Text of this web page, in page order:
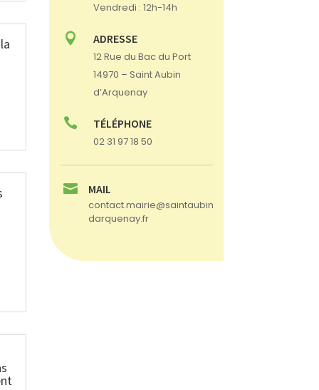
Vendredi : 12h-14h
 ADRESSE
12 Rue du Bac du Port
14970 – Saint Aubin
d’Arquenay
 TÉLÉPHONE
02 31 97 18 50
 MAIL
contact.mairie@saintaubin
darquenay.fr